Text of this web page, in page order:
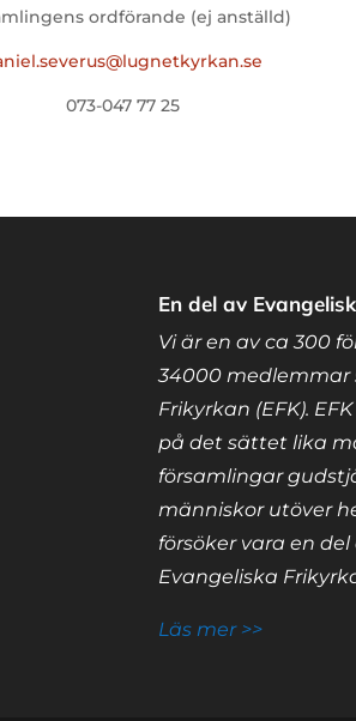
ordförande (ej anställd)
073-047 77 25
En del av
Vi är en av ca 300
34000 medlemmar
Frikyrkan (EFK).
på det sättet lika
församlingar
människor utöver
försöker vara en
Evangeliska
Läs mer >>